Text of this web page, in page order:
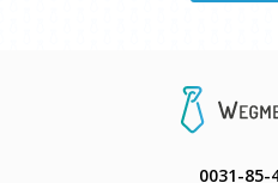
0031-85-